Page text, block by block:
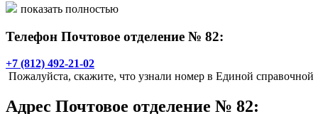
- выплата/доставка пенсий и пособий;
- прием коммунальных платежей;
- погашение кредитов на почте;
- страховые услуги.
Услуги для населения:
показать полностью
Телефон Почтовое отделение № 82:
+7 (812) 492-21-02
Пожалуйста, скажите, что узнали номер в Единой справочной
Адрес Почтовое отделение № 82: